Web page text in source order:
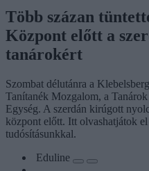
Több százan
Központ előtt a
tanárokért
Szombat délutánra a
Tanítanék Mozgalom, a
Egység. A szerdán kirúgott
központ előtt. Itt olvashatjátok
tudósításunkkal.
Eduline